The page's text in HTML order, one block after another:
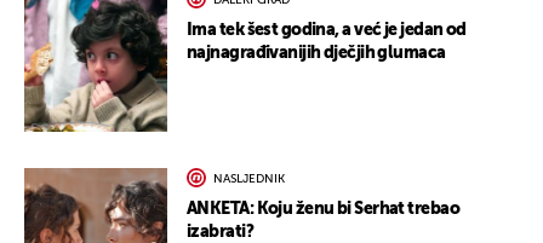
Ima tek šest godina, a već je jedan od
najnagrađivanijih dječjih glumaca
NASLJEDNIK
ANKETA: Koju ženu bi Serhat trebao
izabrati?